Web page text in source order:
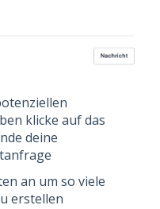
klicke auf das
deine
an um so viele
erstellen